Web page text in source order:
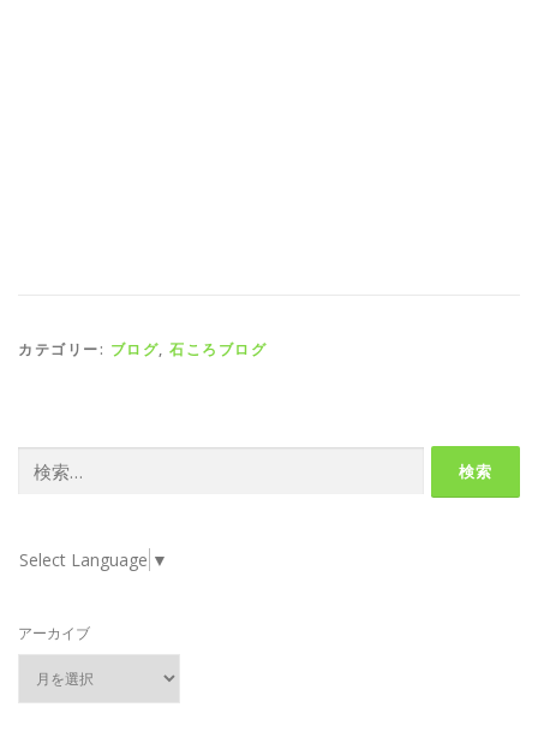
カテゴリー: ブログ, 石ころブログ
索:
Select Language ▼
アーカイブ